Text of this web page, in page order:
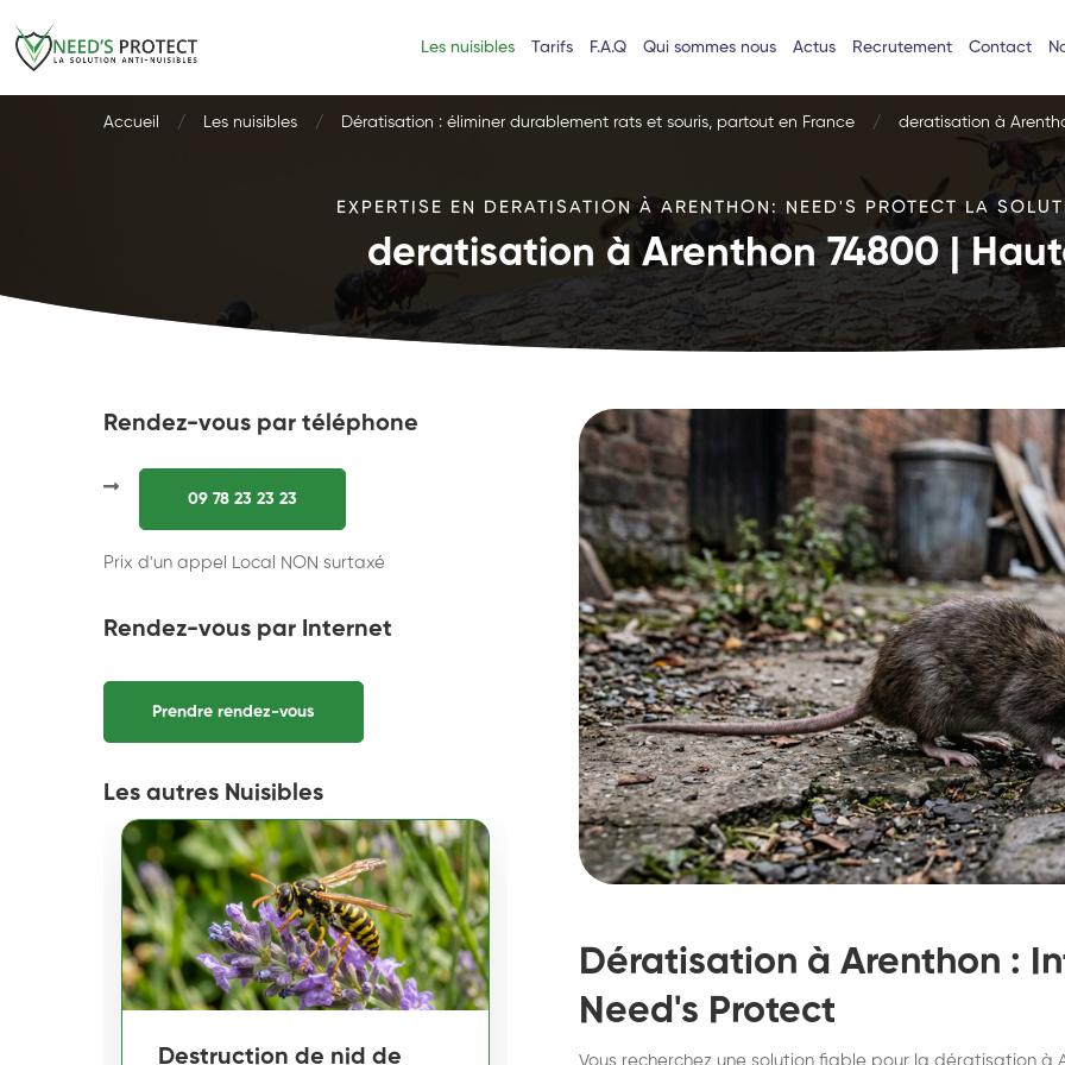
Les nuisibles Tarifs F.A.Q Qui sommes nous Actus Recrutement Contact
Accueil Les nuisibles Dératisation : éliminer durablement rats et souris, partout en France deratisation à
EXPERTISE EN DERATISATION À ARENTHON: NEED'S PROTECT LA
deratisation à Arenthon 74800 |
Rendez-vous par téléphone
09 78 23 23 23
Prix d'un appel Local NON surtaxé
Rendez-vous par Internet
Prendre rendez-vous
Les autres Nuisibles
Destruction de nid de
Destruction de nid de
Dératisation à Arenthon :
Need's Protect
Vous recherchez une solution fiable pour la dératisation à